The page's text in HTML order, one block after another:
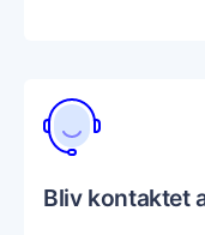
Bliv kontaktet